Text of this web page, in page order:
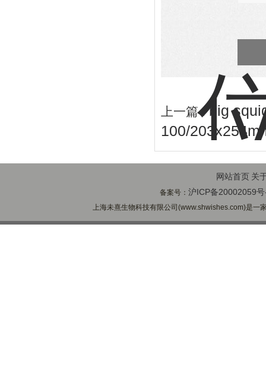
上一篇 :big
100/
网站首页 关
备案号：沪ICP备20002059
上海未熹生物科技有限公司(www.shwishes.com)是一